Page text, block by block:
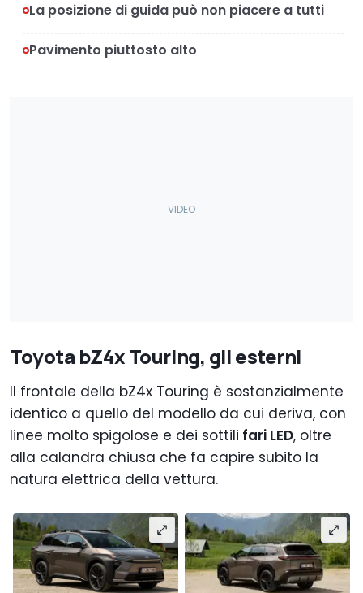
La posizione di guida può non piacere a tutti
Pavimento piuttosto alto
Toyota bZ4x Touring, gli esterni
Il frontale della bZ4x Touring è sostanzialmente
identico a quello del modello da cui deriva, con
linee molto spigolose e dei sottili fari LED, oltre
alla calandra chiusa che fa capire subito la
natura elettrica della vettura.